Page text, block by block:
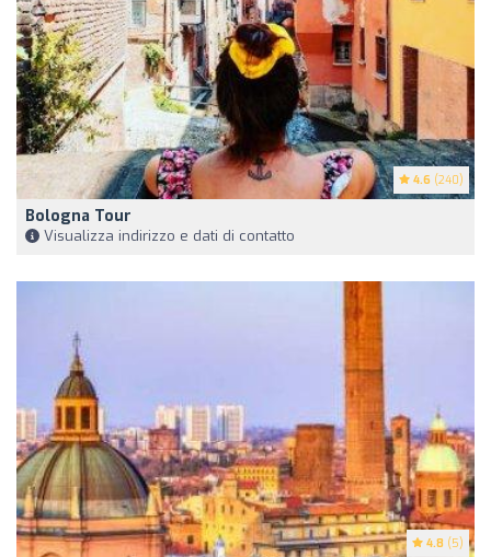
4.6 (240)
Bologna Tour
Visualizza indirizzo e dati di contatto
4.8 (5)